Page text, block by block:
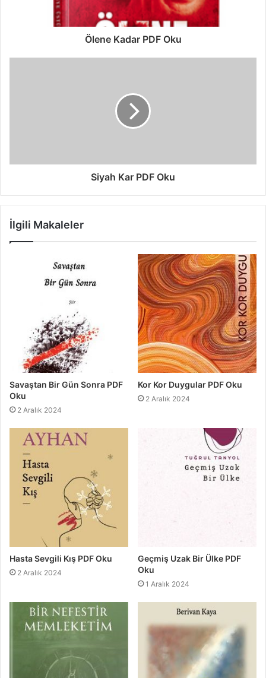
Ölene Kadar PDF Oku
Siyah Kar PDF Oku
İlgili Makaleler
Savaştan Bir Gün Sonra PDF
Oku
2 Aralık 2024
Kor Kor Duygular PDF Oku
2 Aralık 2024
Hasta Sevgili Kış PDF Oku
2 Aralık 2024
Geçmiş Uzak Bir Ülke PDF
Oku
1 Aralık 2024